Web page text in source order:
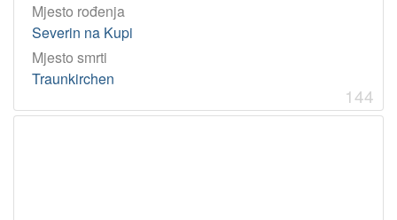
Mjesto rođenja
Severin na Kupi
Mjesto smrti
Traunkirchen
144